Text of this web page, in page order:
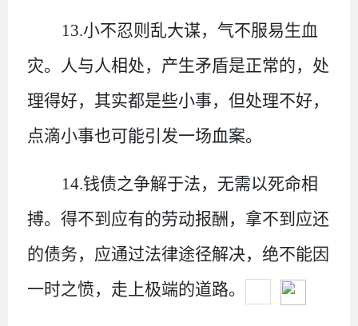
13.小不忍则乱大谋，气不服易生血
灾。
人与人相处，产生矛盾是正常的，处
理得好，其实都是些小事，但处理不好，
点滴小事也可能引发一场血案。
14.钱债之争解于法，无需以死命相
搏。 得不到应有的劳动报酬，拿不到应还
的债务，应通过法律途径解决，绝不能因
一时之愤，走上极端的道路。